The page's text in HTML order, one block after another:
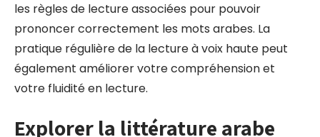
les règles de lecture associées pour pouvoir
prononcer correctement les mots arabes. La
pratique régulière de la lecture à voix haute peut
également améliorer votre compréhension et
votre fluidité en lecture.
Explorer la littérature arabe